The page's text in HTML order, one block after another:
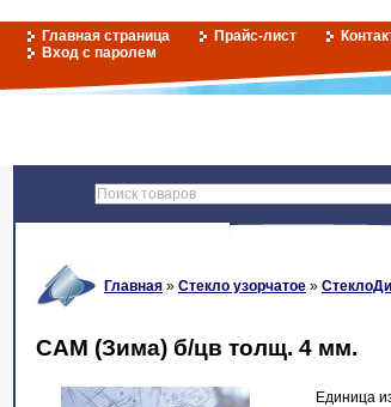
Главная страница Прайс-лист
Вход с паролем
Главная » Стекло узорчатое »
CAM (Зима) б/цв толщ. 4 мм.
Единица